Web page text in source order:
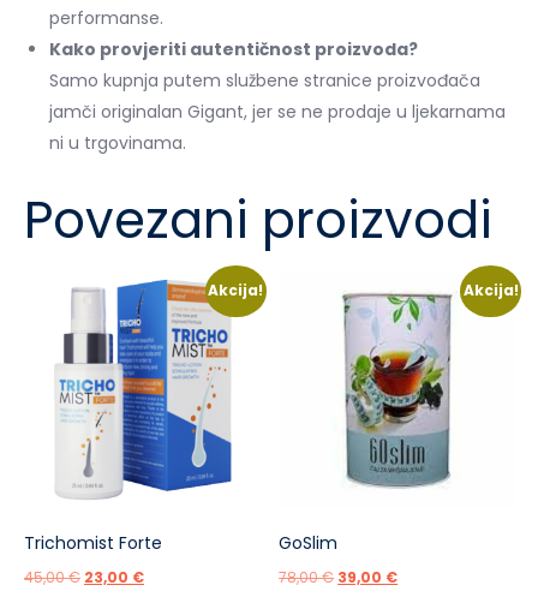
performanse.
Kako provjeriti autentičnost proizvoda?
Samo kupnja putem službene stranice proizvođača
jamči originalan Gigant, jer se ne prodaje u ljekarnama
ni u trgovinama.
Povezani proizvodi
Akcija!
Trichomist Forte
45,00€ Izvorna
23,00 €Trenutna
Akcija!
GoSlim
78,00€ Izvorna
39,00 €Trenutna